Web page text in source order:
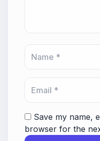
Save my name,
browser for the